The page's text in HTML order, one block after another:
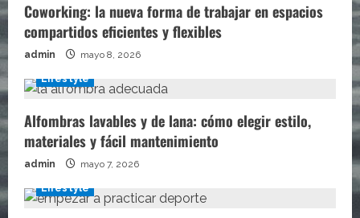
Coworking: la nueva forma de trabajar en espacios
compartidos eficientes y flexibles
admin mayo 8, 2026
Lifestyle
Alfombras lavables y de lana: cómo elegir estilo,
materiales y fácil mantenimiento
admin mayo 7, 2026
Lifestyle